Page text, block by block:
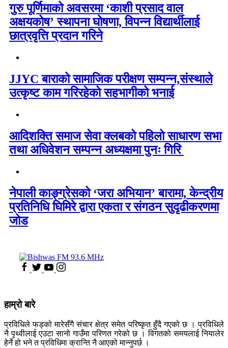
गुरु पूर्णिमाको अवसरमा ‘काशी प्रसाद वाल
अक्षयकोष’ स्थापना घोषणा, विपन्न विद्यार्थीलाई
छात्रवृत्ति प्रदान गरिने
JJYC बाराको सामाजिक परीक्षण सम्पन्न,संस्थाले
उत्कृष्ट काम गरिरहेको सहभागीको भनाई
आदिशक्ति समाज सेवा क्लबको पहिलो साधारण सभा
तथा अधिवेशन सम्पन्न अध्यक्षमा पुनः गिरि
नेपाली काङ्ग्रेसको ‘जरा अभियान’ बारामा, केन्द्रीय
प्रतिनिधि घिमिरे द्वारा एकता र संगठन सुदृढीकरणमा
जोड
हाम्रो बारे
प्रविधिले फड्को मारेसँगै संचार क्षेत्र समेत परिष्कृत हुँदै गएको छ । प्रविधिले
नै पृथ्वीलाई एउटा सानो गाउँमा परिणत गरेको छ । विगतको समयलाई नियालेर
हेर्ने हो भने त प्रविधिमा क्रान्ति नै आएको मान्नुपर्छ ।